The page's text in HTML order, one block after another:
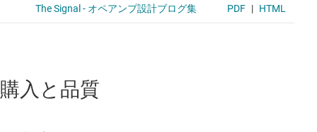
購入と品質